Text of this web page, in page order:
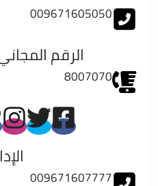
009671605050
الرقم
8007070
009671607777